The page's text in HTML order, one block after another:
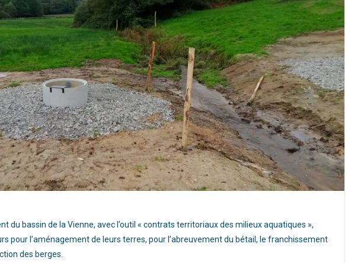
du bassin de la Vienne, avec l’outil « contrats territoriaux des milieux aquatiques »,
pour l’aménagement de leurs terres, pour l’abreuvement du bétail, le franchissement
des berges.